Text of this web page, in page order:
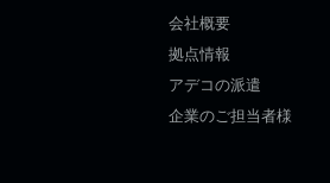
会社概要
拠点情報
アデコの派遣
企業のご担当者様